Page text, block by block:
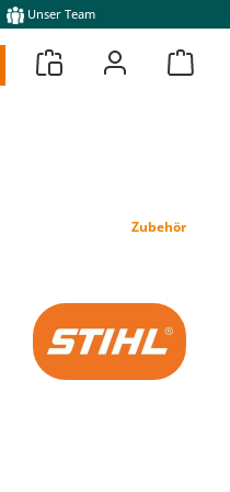
Unser Team
Zubehör